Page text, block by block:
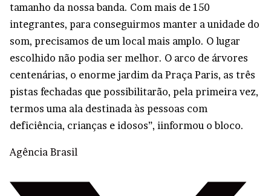
tamanho da nossa banda. Com mais de 150
integrantes, para conseguirmos manter a unidade do
som, precisamos de um local mais amplo. O lugar
escolhido não podia ser melhor. O arco de árvores
centenárias, o enorme jardim da Praça Paris, as três
pistas fechadas que possibilitarão, pela primeira vez,
termos uma ala destinada às pessoas com
deficiência, crianças e idosos”, iinformou o bloco.
Agência Brasil